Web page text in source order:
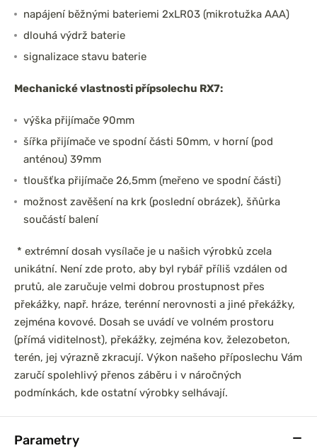
napájení běžnými bateriemi 2xLR03 (mikrotužka AAA)
dlouhá výdrž baterie
signalizace stavu baterie
Mechanické vlastnosti přípsolechu RX7:
výška přijímače 90mm
šířka přijímače ve spodní části 50mm, v horní (pod
anténou) 39mm
tloušťka přijímače 26,5mm (meřeno ve spodní části)
možnost zavěšení na krk (poslední obrázek), šňůrka
součástí balení
* extrémní dosah vysílače je u našich výrobků zcela
unikátní. Není zde proto, aby byl rybář příliš vzdálen od
prutů, ale zaručuje velmi dobrou prostupnost přes
překážky, např. hráze, terénní nerovnosti a jiné překážky,
zejména kovové. Dosah se uvádí ve volném prostoru
(přímá viditelnost), překážky, zejména kov, železobeton,
terén, jej výrazně zkracují. Výkon našeho příposlechu Vám
zaručí spolehlivý přenos záběru i v náročných
podmínkách, kde ostatní výrobky selhávají.
Parametry